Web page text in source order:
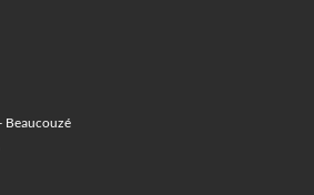
Beaucouzé